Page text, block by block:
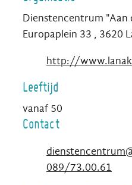
Dienstencentrum "Aan
Europaplein 33 , 3620
Websitehttp://
Leeftijd
vanaf 50
Contact
E-maildienstencentrum
089/73.00.61